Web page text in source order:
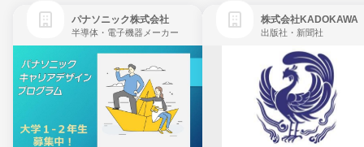
パナソニック株式会社
半導体・電子機器メーカー
株式会社KADOKAWA
出版社・新聞社